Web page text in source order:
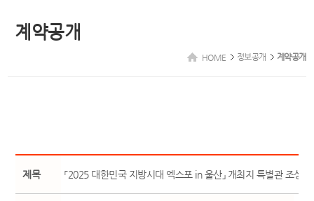
계약공개
HOME 정보공개 계약공개
제목 「2025 대한민국 지방시대 엑스포 in 울산」 개최지 특별관 조성